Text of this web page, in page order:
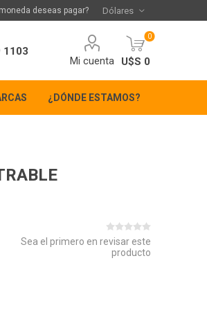
deseas pagar?
1103
Mi cuenta
0
U$S 0
¿DÓNDE ESTAMOS?
Sea el primero en revisar este
producto